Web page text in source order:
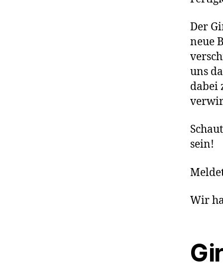
Der
neue
uns
dabei
sein!
Wir